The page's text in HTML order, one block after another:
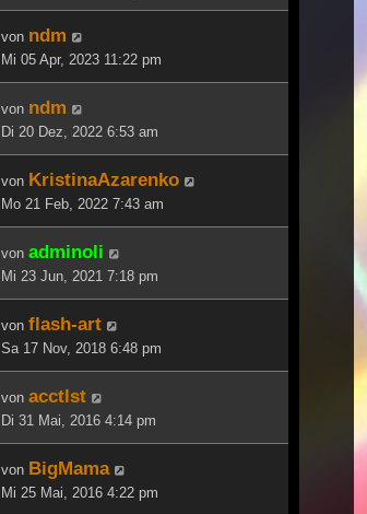
von ndm
Mi 05 Apr, 2023 11:22 pm
von ndm
Di 20 Dez, 2022 6:53 am
von KristinaAzarenko
Mo 21 Feb, 2022 7:43 am
von adminoli
Mi 23 Jun, 2021 7:18 pm
von flash-art
Sa 17 Nov, 2018 6:48 pm
von acctlst
Di 31 Mai, 2016 4:14 pm
von BigMama
Mi 25 Mai, 2016 4:22 pm